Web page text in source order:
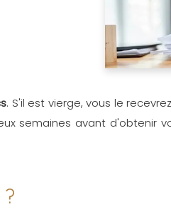
. S'il est vierge, vous le
semaines avant d'obtenir